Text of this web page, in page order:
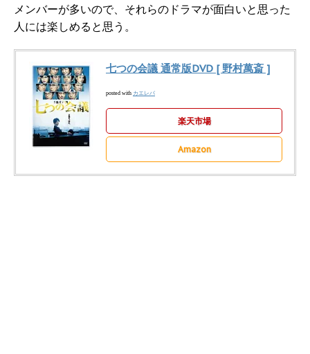
メンバーが多いので、それらのドラマが面白いと思った
人には楽しめると思う。
七つの会議 通常版DVD [ 野村萬斎 ]
posted with カエレバ
楽天市場
Amazon